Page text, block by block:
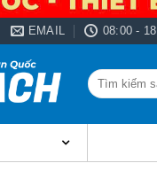
EMAIL 08:00 -
Tìm
kiếm: